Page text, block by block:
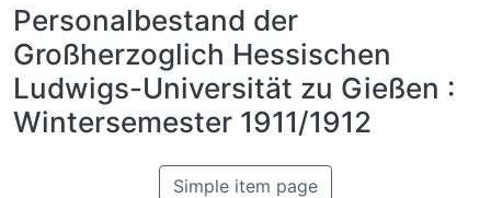
Personalbestand der
Großherzoglich Hessischen
Ludwigs-Universität zu Gießen :
Wintersemester 1911/1912
Simple item page